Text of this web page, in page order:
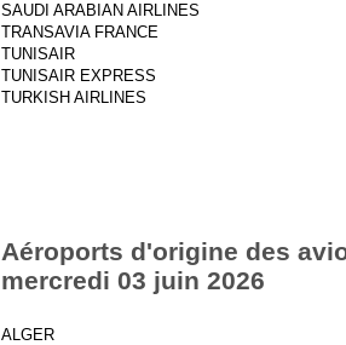
SAUDI ARABIAN AIRLINES
TRANSAVIA FRANCE
TUNISAIR
TUNISAIR EXPRESS
TURKISH AIRLINES
Aéroports d'origine des
mercredi 03 juin 2026
ALGER